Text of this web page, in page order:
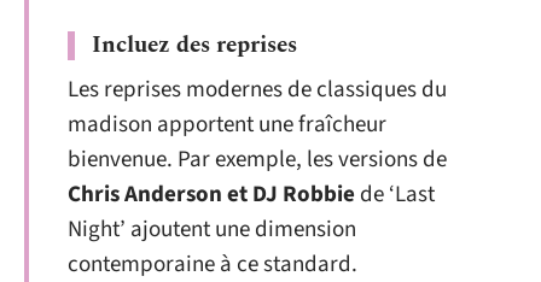
Incluez des reprises
Les reprises modernes de classiques du
madison apportent une fraîcheur
bienvenue. Par exemple, les versions de
Chris Anderson et DJ Robbie de ‘Last
Night’ ajoutent une dimension
contemporaine à ce standard.